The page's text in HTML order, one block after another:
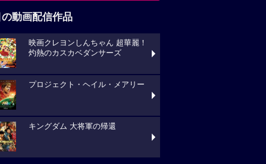
動画配信作品
映画クレヨンしんちゃん 超華麗！
灼熱のカスカベダンサーズ
プロジェクト・ヘイル・メアリー
キングダム 大将軍の帰還